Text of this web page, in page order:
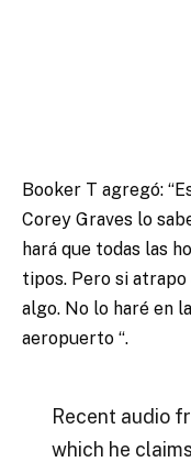
Booker T agregó:
Corey Graves lo
hará que todas las
tipos. Pero si atrapo
algo. No lo haré en
aeropuerto “.
Recent audio
which he